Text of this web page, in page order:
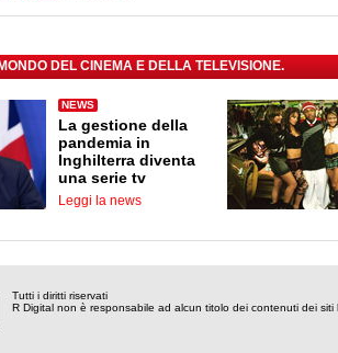
DEL CINEMA E DELLA TELEVISIONE.
NEWS
La gestione della
pandemia in
Inghilterra diventa
una serie tv
Leggi la news
Tutti i diritti riservati
R Digital non è responsabile ad alcun titolo dei contenuti dei siti